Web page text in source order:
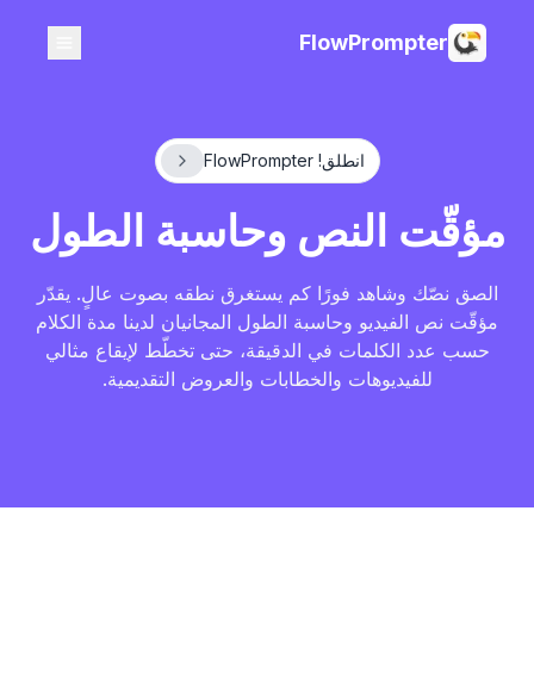
FlowPrompter
انطلق! FlowPrompter
مؤقّت النص وحاسبة الطول
الصق نصّك وشاهد فورًا كم يستغرق نطقه بصوت عالٍ. يقدّر
مؤقّت نص الفيديو وحاسبة الطول المجانيان لدينا مدة الكلام
حسب عدد الكلمات في الدقيقة، حتى تخطّط لإيقاع مثالي
للفيديوهات والخطابات والعروض التقديمية.